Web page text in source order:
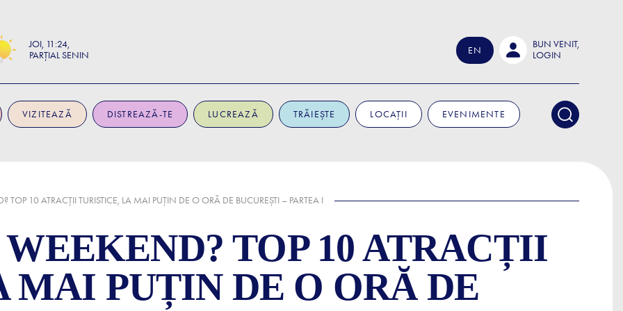
JOI 11:24
PARȚIAL SENIN
EN
BUN VENIT,
LOGIN
VIZITEAZĂ DISTREAZĂ-TE LUCREAZĂ TRĂIEȘTE LOCAȚII EVENIMENTE
TOP 10 ATRACȚII TURISTICE, LA MAI PUȚIN DE O ORĂ DE BUCUREȘTI – PARTEA I
TOP 10 ATRACȚII
MAI PUȚIN DE O ORĂ DE